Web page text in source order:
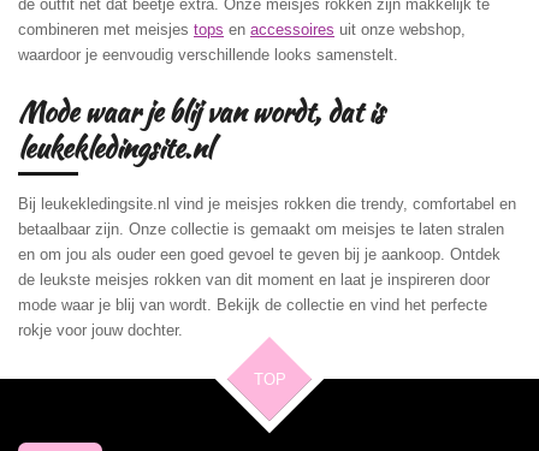
de outfit net dat beetje extra. Onze meisjes rokken zijn makkelijk te
combineren met meisjes tops en accessoires uit onze webshop,
waardoor je eenvoudig verschillende looks samenstelt.
Mode waar je blij van wordt, dat is
leukekledingsite.nl
Bij leukekledingsite.nl vind je meisjes rokken die trendy, comfortabel en
betaalbaar zijn. Onze collectie is gemaakt om meisjes te laten stralen
en om jou als ouder een goed gevoel te geven bij je aankoop. Ontdek
de leukste meisjes rokken van dit moment en laat je inspireren door
mode waar je blij van wordt. Bekijk de collectie en vind het perfecte
rokje voor jouw dochter.
TOP